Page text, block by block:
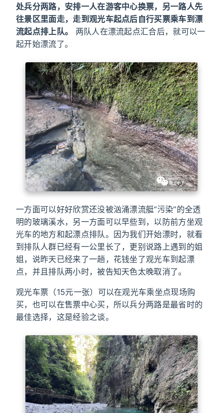
处兵分两路，安排一人在游客中心换票，另一路人先
往景区里面走，走到观光车起点后自行买票乘车到漂
流起点排上队。
两队人在漂流起点汇合后，就可以一
起开始漂流了。
一方面可以好好欣赏还没被汹涌漂流艇“污染”的全透
明的玻璃溪水，另一方面可以早些到，以防前方坐观
光车的地方和起漂点排队。因为我们开始漂时，就看
到排队人群已经有一公里长了，更别说路上遇到的姐
姐，说昨天已经来了一趟，花钱坐了观光车到起漂
点，并且排队两小时，被告知天色太晚取消了。
观光车票（15元一张）可以在观光车乘坐点现场购
买，也可以在售票中心买，所以兵分两路是最省时的
最佳选择，这是经验之谈。